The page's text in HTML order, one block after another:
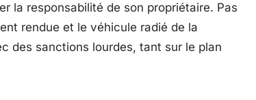
la responsabilité de son propriétaire. Pas
rendue et le véhicule radié de la
des sanctions lourdes, tant sur le plan